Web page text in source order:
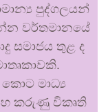
පුද්ගලයන්
වර්තමානයේ
සමාජය තුළ ද
මාධ්‍ය
කරුණු විකෘති